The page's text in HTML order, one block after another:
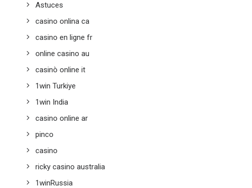
Astuces
casino onlina ca
casino en ligne fr
online casino au
casinò online it
1win Turkiye
1win India
casino online ar
pinco
casino
ricky casino australia
1winRussia